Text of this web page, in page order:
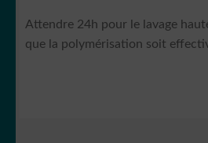
Attendre 24h pour le lavage
que la polymérisation soit